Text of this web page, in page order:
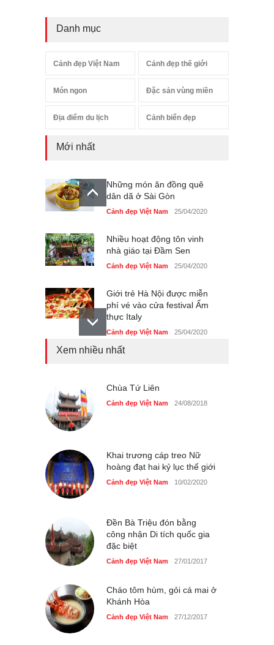
Danh mục
Cảnh đẹp Việt Nam Cảnh đẹp thế giới
Món ngon Đặc sản vùng miền
Địa điểm du lịch Cảnh biển đẹp
Mới nhất
Những món ăn đồng quê
dân dã ở Sài Gòn
Cảnh đẹp Việt Nam 25/04/2020
Nhiều hoạt động tôn vinh
nhà giáo tại Đầm Sen
Cảnh đẹp Việt Nam 25/04/2020
Giới trẻ Hà Nội được miễn
phí vé vào cửa festival Ẩm
thực Italy
Cảnh đẹp Việt Nam 25/04/2020
Cảnh đẹp Việt Nam
Xem nhiều nhất
Chùa Tứ Liên
Cảnh đẹp Việt Nam 24/08/2018
Khai trương cáp treo Nữ
hoàng đạt hai kỷ lục thế giới
Cảnh đẹp Việt Nam 10/02/2020
Đền Bà Triệu đón bằng
công nhận Di tích quốc gia
đặc biệt
Cảnh đẹp Việt Nam 27/01/2017
Cháo tôm hùm, gỏi cá mai ở
Khánh Hòa
Cảnh đẹp Việt Nam 27/12/2017